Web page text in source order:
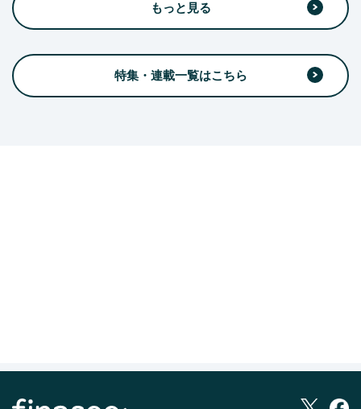
もっと見る
特集・連載一覧はこちら